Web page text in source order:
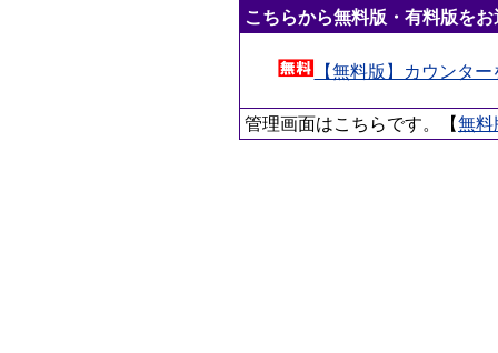
こちらから無料版・有料版を
【無料版】カウンタ
管理画面はこちらです。【無料